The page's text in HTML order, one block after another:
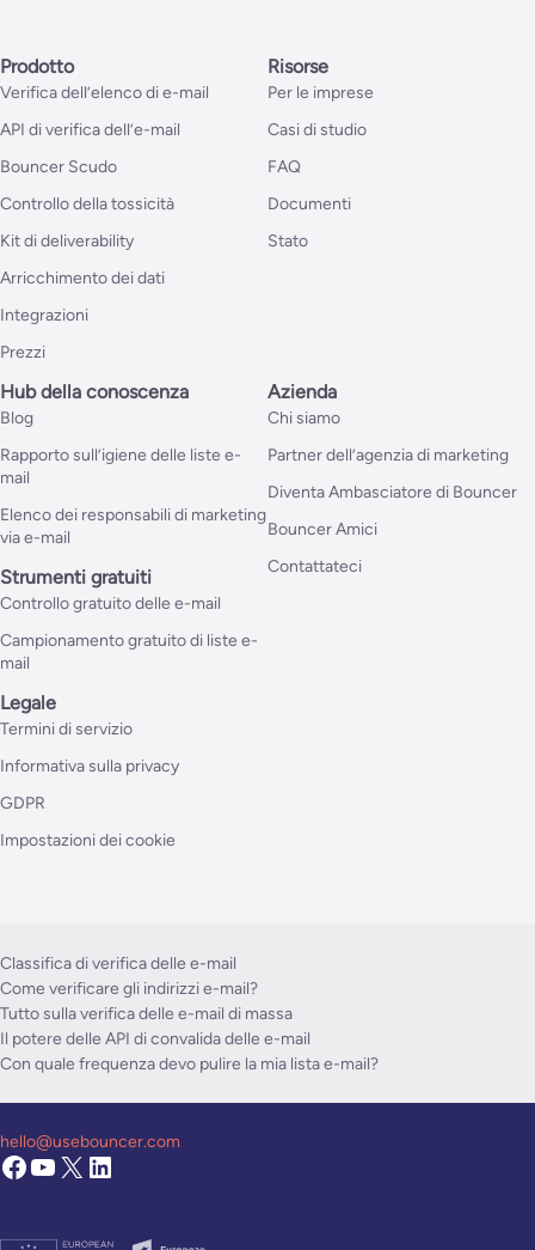
Prodotto
Verifica dell’elenco di e-mail
API di verifica dell’e-mail
Bouncer Scudo
Controllo della tossicità
Kit di deliverability
Arricchimento dei dati
Integrazioni
Prezzi
Risorse
Per le imprese
Casi di studio
FAQ
Documenti
Stato
Hub della conoscenza
Blog
Rapporto sull’igiene delle liste e-
mail
Elenco dei responsabili di marketing
via e-mail
Strumenti gratuiti
Controllo gratuito delle e-mail
Campionamento gratuito di liste e-
mail
Azienda
Chi siamo
Partner dell’agenzia di marketing
Diventa Ambasciatore di Bouncer
Bouncer Amici
Contattateci
Legale
Termini di servizio
Informativa sulla privacy
GDPR
Impostazioni dei cookie
Classifica di verifica delle e-mail
Come verificare gli indirizzi e-mail?
Tutto sulla verifica delle e-mail di massa
Il potere delle API di convalida delle e-mail
Con quale frequenza devo pulire la mia lista e-mail?
hello@usebouncer.com